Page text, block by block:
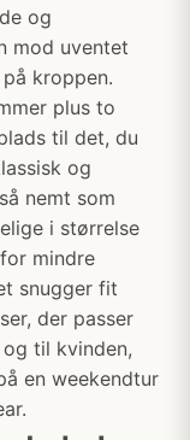
og
mod uventet
kroppen.
plus to
til det, du
og
nemt som
i størrelse
mindre
snugger fit
der passer
til kvinden,
en weekendtur